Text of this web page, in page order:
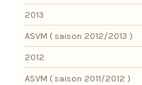
2013
ASVM ( saison 2012/2013 )
2012
ASVM ( saison 2011/2012 )